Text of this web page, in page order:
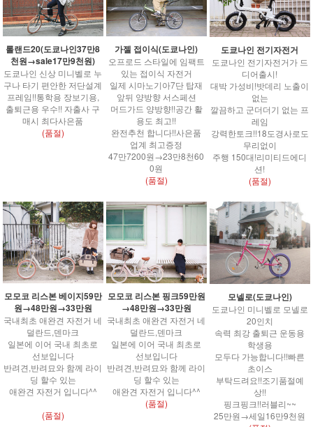
롤랜드20(도쿄나인37만8
천원→sale17만9천원)
도쿄나인 신상 미니벨로 누
구나 타기 편안한 저단설계
프레임!!통학용 장보기용,
출퇴근용 우수!! 자출사 구
매시 최다사은품
(품절)
가젤 접이식(도쿄나인)
오프로드 스타일에 임팩트
있는 접이식 자전거
일제 시마노기아7단 탑재
앞뒤 양방향 서스페션
머드가드 양방향!!공간 활
용도 최고!!
완전추천 합니다!!사은품
업계 최고증정
47만7200원→23만8천60
0원
(품절)
도쿄나인 전기자전거
도쿄나인 전기자전거가 드
디어출시!
대박 가성비!밧데리 노출이
없는
깔끔하고 군더더기 없는 프
레임
강력한토크!!18도경사로도
무리없이
주행 150대!리미티드에디
션!
(품절)
모모코 리스본 베이지59만
원→48만원→33만원
국내최초 애완견 자전거 네
덜란드,덴마크
일본에 이어 국내 최초로
선보입니다
반려견,반려묘와 함께 라이
딩 할수 있는
애완견 자전거 입니다^^
(품절)
모모코 리스본 핑크59만원
→48만원→33만원
국내최초 애완견 자전거 네
덜란드,덴마크
일본에 이어 국내 최초로
선보입니다
반려견,반려묘와 함께 라이
딩 할수 있는
애완견 자전거 입니다^^
(품절)
모넬로(도쿄나인)
도쿄나인 미니벨로 모넬로
20인치
속력 최강 출퇴근 운동용
학생용
모두다 가능합니다!!빠른
초이스
부탁드려요!!조기품절예
상!!
핑크핑크!!러블리~~
25만원→세일16만9천원